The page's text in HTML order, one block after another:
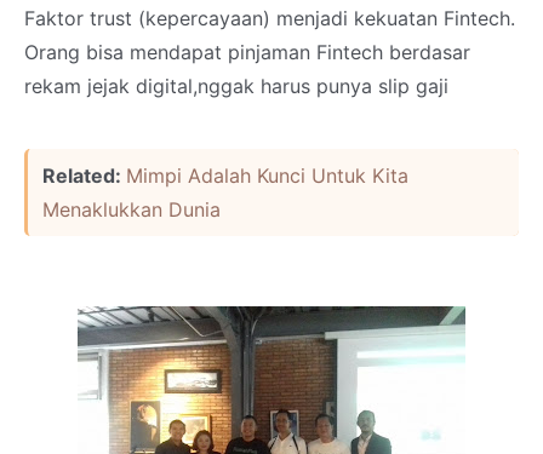
Faktor trust (kepercayaan) menjadi kekuatan Fintech.
Orang bisa mendapat pinjaman Fintech berdasar
rekam jejak digital,nggak harus punya slip gaji
Related: Mimpi Adalah Kunci Untuk Kita
Menaklukkan Dunia